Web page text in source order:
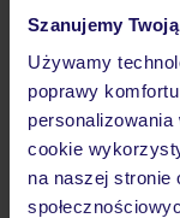
Szanujemy
Używamy
poprawy
cookie
na naszej stronie
Hotel
Opinie